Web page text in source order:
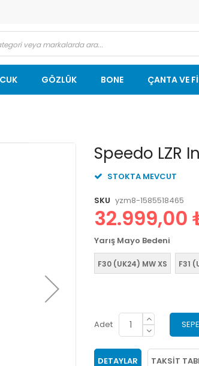
GÖZLÜK BONE ÇANTA VE
Speedo LZR
STOKTA MEVCUT
SKU yzm8-1585518465
32.999,00
Yarış Mayo Bedeni
F30 (UK24) MW XS F31
Adet
DETAYLAR TAKSIT
Resim
galerisinin
başlangıcına